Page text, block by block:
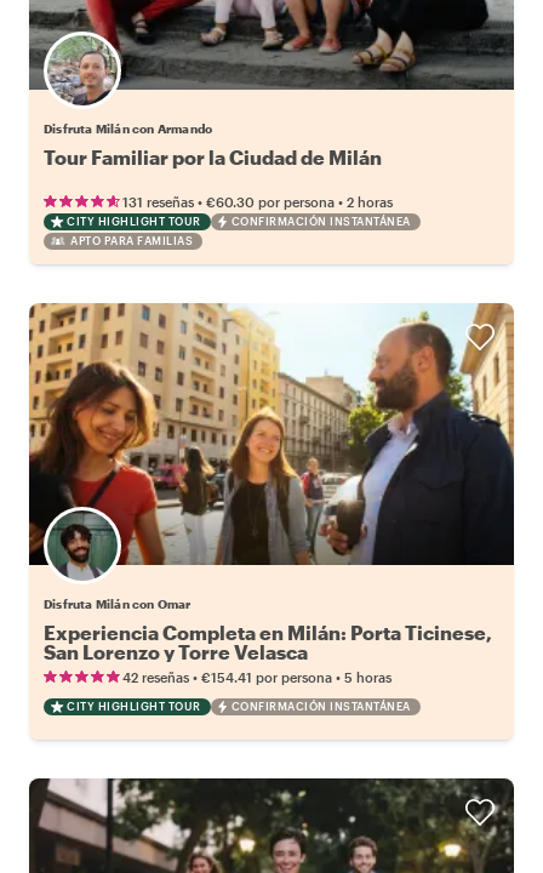
Disfruta Milán con Armando
Tour Familiar por la Ciudad de Milán
131 reseñas • €60.30 por persona • 2 horas
CITY HIGHLIGHT TOUR
CONFIRMACIÓN INSTANTÁNEA
APTO PARA FAMILIAS
Disfruta Milán con Omar
Experiencia Completa en Milán: Porta Ticinese,
San Lorenzo y Torre Velasca
42 reseñas • €154.41 por persona • 5 horas
CITY HIGHLIGHT TOUR CONFIRMACIÓN INSTANTÁNEA